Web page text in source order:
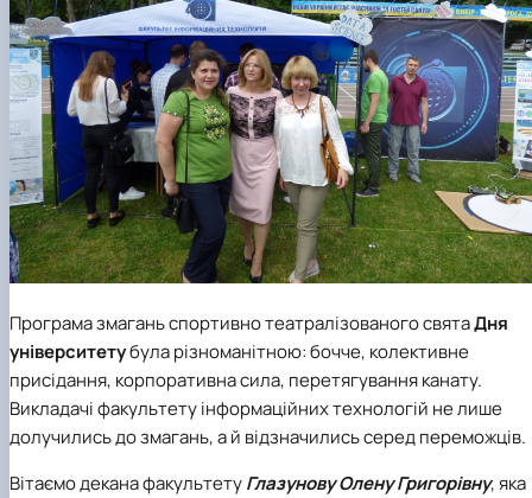
Програма змагань спортивно театралізованого святаДня
університетубула різноманітною: бочче, колективне
присідання, корпоративна сила, перетягування канату.
Викладачі факультету інформаційних технологій не лише
долучились до змагань, а й відзначились серед переможців.
Вітаємо декана факультетуГлазунову Олену Григорівну, яка